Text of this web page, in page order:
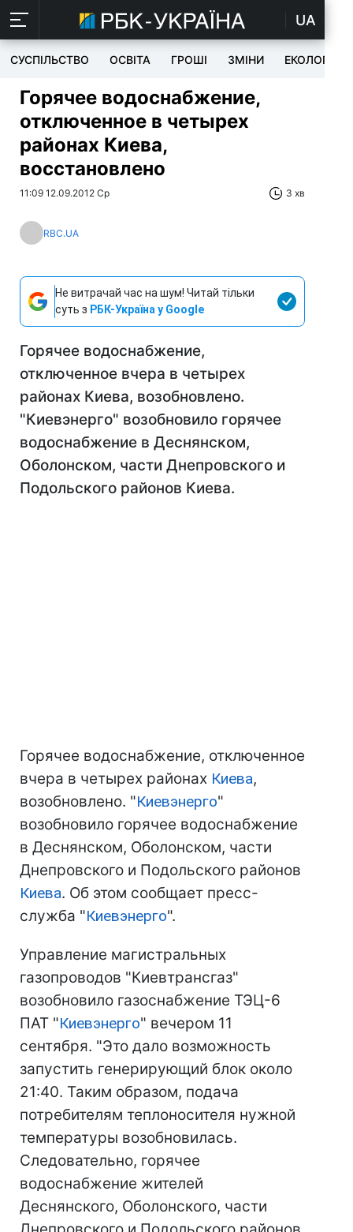
UA
СУСПІЛЬСТВО ОСВІТА ГРОШІ ЗМІНИ ЕКОЛОГІЯ
Горячее водоснабжение,
отключенное в четырех
районах Киева,
восстановлено
11:09 12.09.2012 Ср 3 хв
RBC.UA
Не витрачай час на шум! Читай тільки
суть з РБК-Україна у Google
Горячее водоснабжение,
отключенное вчера в четырех
районах Киева, возобновлено.
"Киевэнерго" возобновило горячее
водоснабжение в Деснянском,
Оболонском, части Днепровского и
Подольского районов Киева.
Горячее водоснабжение, отключенное
вчера в четырех районах Киева,
возобновлено. "Киевэнерго"
возобновило горячее водоснабжение
в Деснянском, Оболонском, части
Днепровского и Подольского районов
Киева. Об этом сообщает пресс-
служба "Киевэнерго".
Управление магистральных
газопроводов "Киевтрансгаз"
возобновило газоснабжение ТЭЦ-6
ПАТ "Киевэнерго" вечером 11
сентября. "Это дало возможность
запустить генерирующий блок около
21:40. Таким образом, подача
потребителям теплоносителя нужной
температуры возобновилась.
Следовательно, горячее
водоснабжение жителей
Деснянского, Оболонского, части